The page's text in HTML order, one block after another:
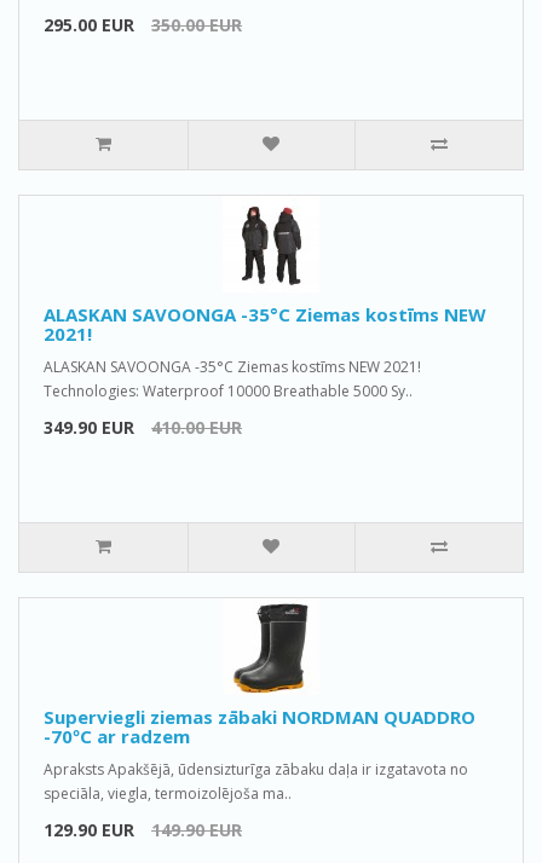
295.00 EUR 350.00 EUR
ALASKAN SAVOONGA -35°C Ziemas kostīms NEW
2021!
ALASKAN SAVOONGA -35°C Ziemas kostīms NEW 2021!
Technologies: Waterproof 10000 Breathable 5000 Sy..
349.90 EUR 410.00 EUR
Superviegli ziemas zābaki NORDMAN QUADDRO
-70ºС ar radzem
Apraksts Apakšējā, ūdensizturīga zābaku daļa ir izgatavota no
speciāla, viegla, termoizolējoša ma..
129.90 EUR 149.90 EUR